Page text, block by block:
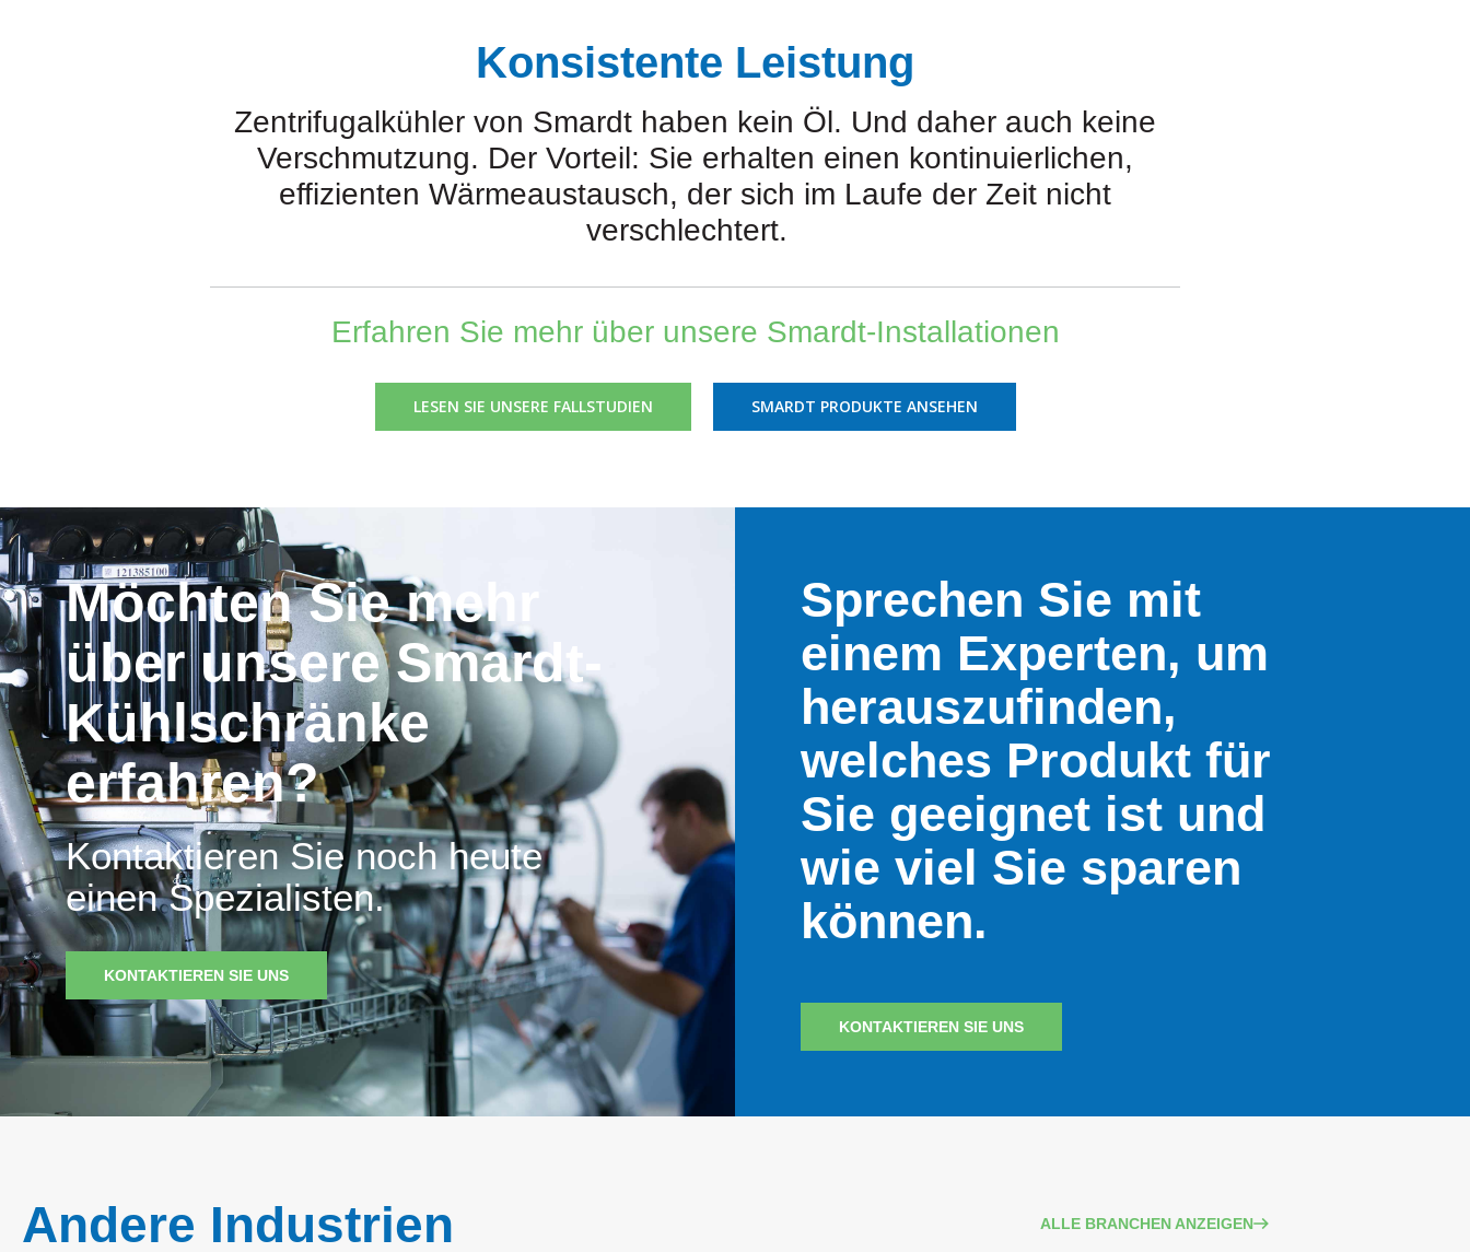
Konsistente Leistung
Zentrifugalkühler von Smardt haben kein Öl. Und daher auch keine
Verschmutzung. Der Vorteil: Sie erhalten einen kontinuierlichen,
effizienten Wärmeaustausch, der sich im Laufe der Zeit nicht
verschlechtert.
Erfahren Sie mehr über unsere Smardt-Installationen
LESEN SIE UNSERE FALLSTUDIEN SMARDT PRODUKTE ANSEHEN
Möchten Sie mehr
über unsere Smardt-
Kühlschränke
erfahren?
Kontaktieren Sie noch heute
einen Spezialisten.
KONTAKTIEREN SIE UNS
Sprechen Sie mit
einem Experten, um
herauszufinden,
welches Produkt für
Sie geeignet ist und
wie viel Sie sparen
können.
KONTAKTIEREN SIE UNS
Andere Industrien ALLE BRANCHEN ANZEIGEN